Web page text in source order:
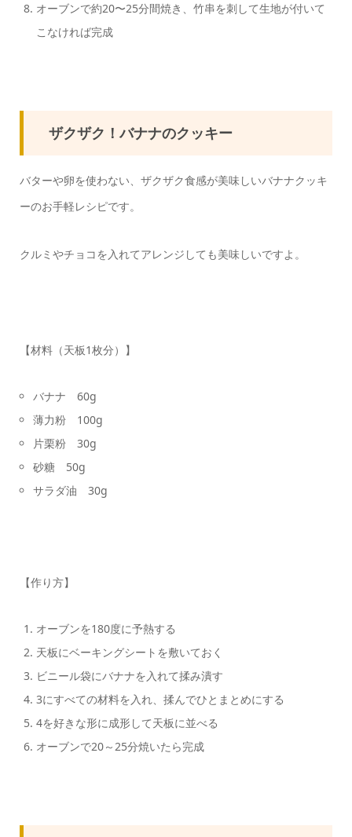
オーブンで約20〜25分間焼き、竹串を刺して生地が付いて
こなければ完成
ザクザク！バナナのクッキー
バターや卵を使わない、ザクザク食感が美味しいバナナクッキ
ーのお手軽レシピです。
クルミやチョコを入れてアレンジしても美味しいですよ。
【材料（天板1枚分）】
バナナ 60g
薄力粉 100g
片栗粉 30g
砂糖 50g
サラダ油 30g
【作り方】
オーブンを180度に予熱する
天板にベーキングシートを敷いておく
ビニール袋にバナナを入れて揉み潰す
3にすべての材料を入れ、揉んでひとまとめにする
4を好きな形に成形して天板に並べる
オーブンで20～25分焼いたら完成